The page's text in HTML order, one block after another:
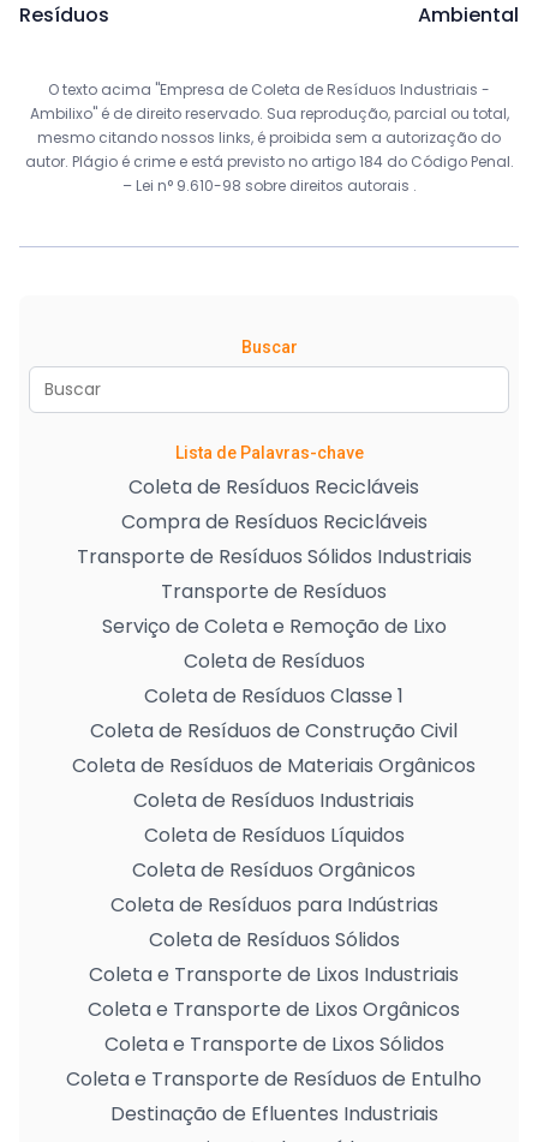
Resíduos
Ambiental
O texto acima "Empresa de Coleta de Resíduos Industriais -
Ambilixo" é de direito reservado. Sua reprodução, parcial ou total,
mesmo citando nossos links, é proibida sem a autorização do
autor. Plágio é crime e está previsto no artigo 184 do Código Penal.
– Lei n° 9.610-98 sobre direitos autorais .
Buscar
Lista de Palavras-chave
Coleta de Resíduos Recicláveis
Compra de Resíduos Recicláveis
Transporte de Resíduos Sólidos Industriais
Transporte de Resíduos
Serviço de Coleta e Remoção de Lixo
Coleta de Resíduos
Coleta de Resíduos Classe 1
Coleta de Resíduos de Construção Civil
Coleta de Resíduos de Materiais Orgânicos
Coleta de Resíduos Industriais
Coleta de Resíduos Líquidos
Coleta de Resíduos Orgânicos
Coleta de Resíduos para Indústrias
Coleta de Resíduos Sólidos
Coleta e Transporte de Lixos Industriais
Coleta e Transporte de Lixos Orgânicos
Coleta e Transporte de Lixos Sólidos
Coleta e Transporte de Resíduos de Entulho
Destinação de Efluentes Industriais